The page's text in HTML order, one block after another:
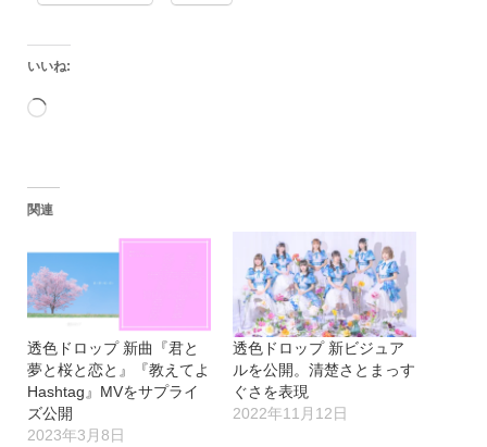
いいね:
読
込
み
中…
関連
透色ドロップ 新曲『君と
夢と桜と恋と』『教えてよ
Hashtag』MVをサプライ
ズ公開
2023年3月8日
透色ドロップ 新ビジュア
ルを公開。清楚さとまっす
ぐさを表現
2022年11月12日